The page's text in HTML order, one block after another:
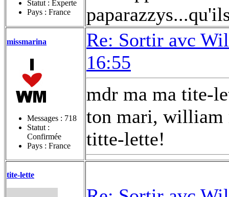
Statut : Experte
Pays : France
missmarina
Messages : 718
Statut :
Confirmée
Pays : France
Re: Sortir avc
16:55
mdr ma ma tite-
ton mari, william
titte-lette!
tite-lette